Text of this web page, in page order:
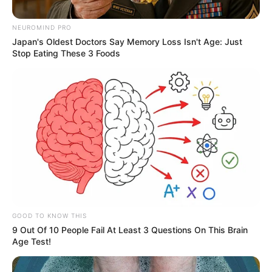
Detol
Patrullajes por las calles del municipio y corregimiento,
intervención en sectores vulnerables
Por: Yeison Andrés López Castañeda
Diciembre 17, 2022
NEUROMIND PRO
Japan's Oldest Doctors Say Memory Loss Isn't Age: Just
Stop Eating These 3 Foods
GOOD TO KNOW THIS
9 Out Of 10 People Fail At Least 3 Questions On This Brain
Age Test!